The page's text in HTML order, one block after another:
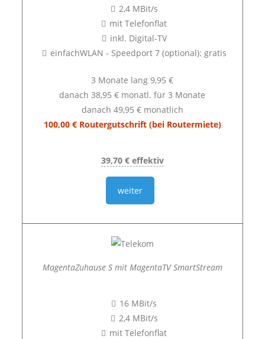
2,4 MBit/s
mit Telefonflat
inkl. Digital-TV
einfachWLAN - Speedport 7 (optional): gratis
3 Monate lang 9,95 €
danach 38,95 € monatl. für 3 Monate
danach 49,95 € monatlich
100,00 € Routergutschrift (bei Routermiete)
39,70 € effektiv
weiter
MagentaZuhause S mit MagentaTV SmartStream
16 MBit/s
2,4 MBit/s
mit Telefonflat